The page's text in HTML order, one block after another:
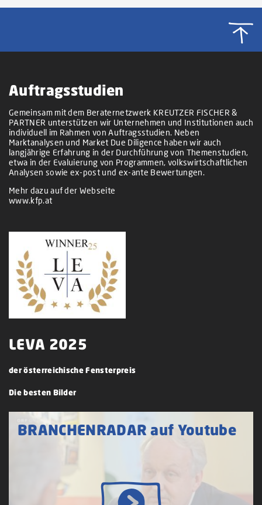
Auftragsstudien
Gemeinsam mit dem Beraternetzwerk KREUTZER FISCHER &
PARTNER unterstützen wir Unternehmen und Institutionen auch
individuell im Rahmen von Auftragsstudien. Neben
Marktanalysen und Market Due Diligence haben wir auch
langjährige Erfahrung in der Durchführung von Themenstudien,
etwa in der Evaluierung von Programmen, volkswirtschaftlichen
Analysen sowie ex-post und ex-ante Bewertungen.
Mehr dazu auf der Webseite
www.kfp.at
LEVA 2025
der österreichische Fensterpreis
Die besten Bilder
BRANCHENRADAR auf Youtube